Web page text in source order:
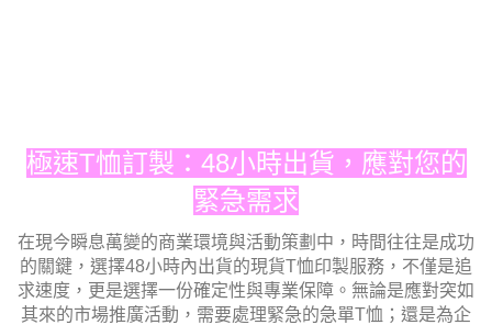
極速T恤訂製：48小時出貨，應對您的
緊急需求
在現今瞬息萬變的商業環境與活動策劃中，時間往往是成功
的關鍵，選擇48小時內出貨的現貨T恤印製服務，不僅是追
求速度，更是選擇一份確定性與專業保障。無論是應對突如
其來的市場推廣活動，需要處理緊急的急單T恤；還是為企